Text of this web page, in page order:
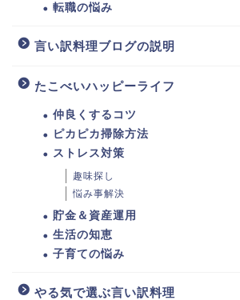
転職の悩み
言い訳料理ブログの説明
たこべいハッピーライフ
仲良くするコツ
ピカピカ掃除方法
ストレス対策
趣味探し
悩み事解決
貯金＆資産運用
生活の知恵
子育ての悩み
やる気で選ぶ言い訳料理